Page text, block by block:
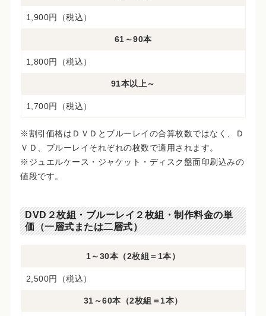
1,900円（税込）
61～90本
1,800円（税込）
91本以上～
1,700円（税込）
※割引価格はＤＶＤとブルーレイの合算枚数ではなく、Ｄ
ＶＤ、ブルーレイそれぞれの枚数で適用されます。
※ジュエルケース・ジャケット・ディスク盤面印刷込みの
値段です。
DVD２枚組・ブルーレイ２枚組・制作料金の単
価（一層式または二層式）
1～30本（2枚組＝1本）
2,500円（税込）
31～60本（2枚組＝1本）